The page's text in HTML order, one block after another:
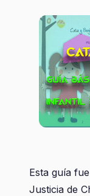
Esta guía
Justicia de